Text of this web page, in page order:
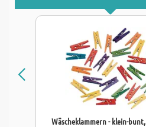
Wäscheklammern - klein-